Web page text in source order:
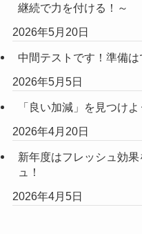
継続で力を付ける！～
2026年5月20日
中間テストです！準備
2026年5月5日
「良い加減」を見つけよ
2026年4月20日
新年度はフレッシュ効
ュ！
2026年4月5日